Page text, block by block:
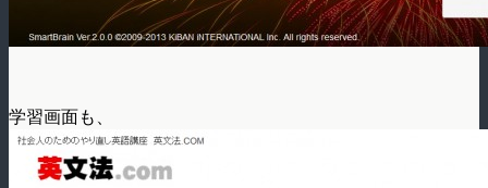
学習画面も、